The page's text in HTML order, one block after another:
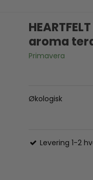
aroma
Primavera
Økologisk
Levering 1-2